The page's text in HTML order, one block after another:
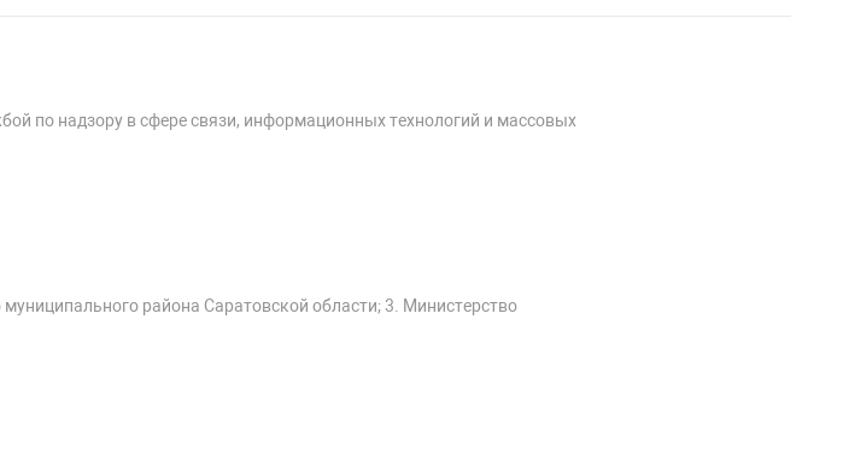
по надзору в сфере связи, информационных технологий и массовых
района Саратовской области; 3. Министерство